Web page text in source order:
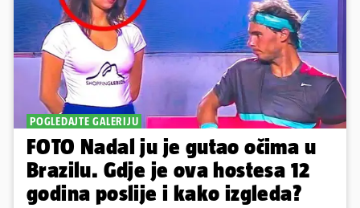
POGLEDAJTE GALERIJU
FOTO Nadal ju je gutao očima u
Brazilu. Gdje je ova hostesa 12
godina poslije i kako izgleda?